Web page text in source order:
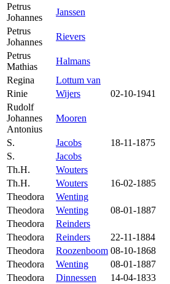
Petrus
Johannes
Janssen
Petrus
Johannes
Rievers
Petrus
Mathias
Halmans
Regina
Lottum van
Rinie
Wijers 02-10-1941
Rudolf
Johannes
Antonius
Mooren
S. Jacobs 18-11-1875
S.
Jacobs
Th.H.
Wouters
Th.H.
Wouters 16-02-1885
Theodora
Wenting
Theodora
Wenting 08-01-1887
Theodora
Reinders
Theodora
Reinders 22-11-1884
Theodora
Roozenboom 08-10-1868
Theodora
Wenting 08-01-1887
Theodora
Dinnessen 14-04-1833